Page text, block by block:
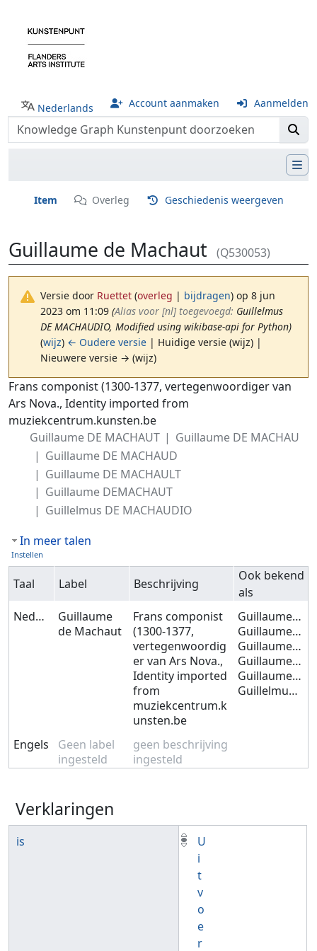
Nederlands Account aanmaken Aanmelden
Item Overleg Geschiedenis weergeven
Guillaume de Machaut (Q530053)
Versie door Ruettet (overleg | bijdragen) op 8 jun
2023 om 11:09 (‎Alias voor [nl] toegevoegd: Guillelmus
DE MACHAUDIO, Modified using wikibase-api for Python)
(wijz) ← Oudere versie | Huidige versie (wijz) |
Nieuwere versie → (wijz)
Ga naar:navigatie,zoeken
Frans componist (1300-1377, vertegenwoordiger van
Ars Nova., Identity imported from
muziekcentrum.kunsten.be
Guillaume DE MACHAUT
Guillaume DE MACHAU
Guillaume DE MACHAUD
Guillaume DE MACHAULT
Guillaume DEMACHAUT
Guillelmus DE MACHAUDIO
In meer talen
Instellen
Taal Label Beschrijving
Ook bekend
als
Nederlands
Guillaume
de Machaut
Frans componist
(1300-1377,
vertegenwoordig
er van Ars Nova.,
Identity imported
from
muziekcentrum.k
unsten.be
Guillaume DE MACHAUT
Guillaume DE MACHAU
Guillaume DE MACHAUD
Guillaume DE MACHAULT
Guillaume DEMACHAUT
Guillelmus DE MACHAUDIO
Engels
Geen label
ingesteld
geen beschrijving
ingesteld
Verklaringen
is
U
i
t
v
o
e
r